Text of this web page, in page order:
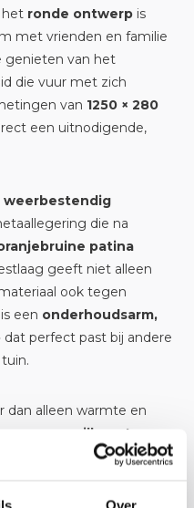
Over
het ronde ontwerp is
met vrienden en familie
genieten van het
die vuur met zich
van 1250 × 280
een uitnodigende,
weerbestendig
die na
patina
geeft niet alleen
ook tegen
een onderhoudsarm,
dat perfect past bij andere
dan alleen warmte en
er een
grillrooster op
worden als barbecue,
op koelere avonden